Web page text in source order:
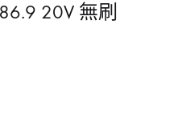
20V 無刷